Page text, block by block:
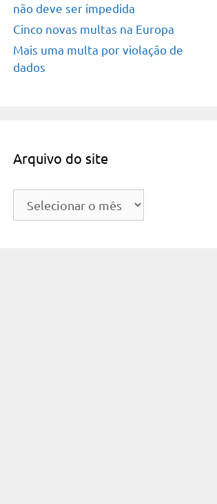
não deve ser impedida
Cinco novas multas na Europa
Mais uma multa por violação de
dados
Arquivo do site
Arquivo